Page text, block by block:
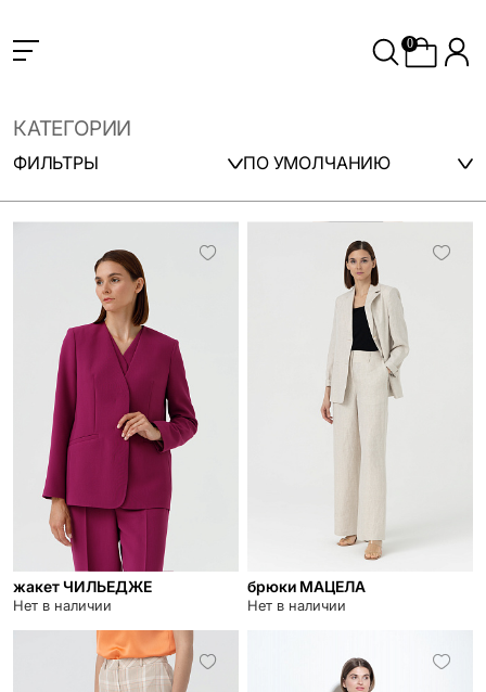
0
КАТЕГОРИИ
ФИЛЬТРЫ
жакет ЧИЛЬЕДЖЕ
Нет в наличии
брюки МАЦЕЛА
Нет в наличии